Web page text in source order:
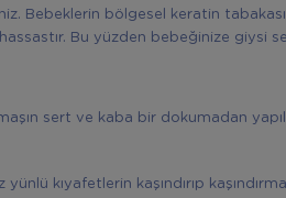
Bebeklerin bölgesel keratin
Bu yüzden bebeğinize giysi
sert ve kaba bir dokumadan
kıyafetlerin kaşındırıp